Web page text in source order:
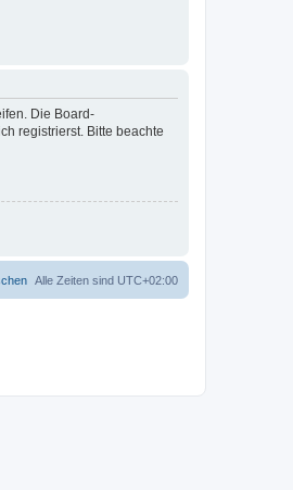
Die Board-
registrierst. Bitte beachte
Alle Zeiten sind UTC+02:00